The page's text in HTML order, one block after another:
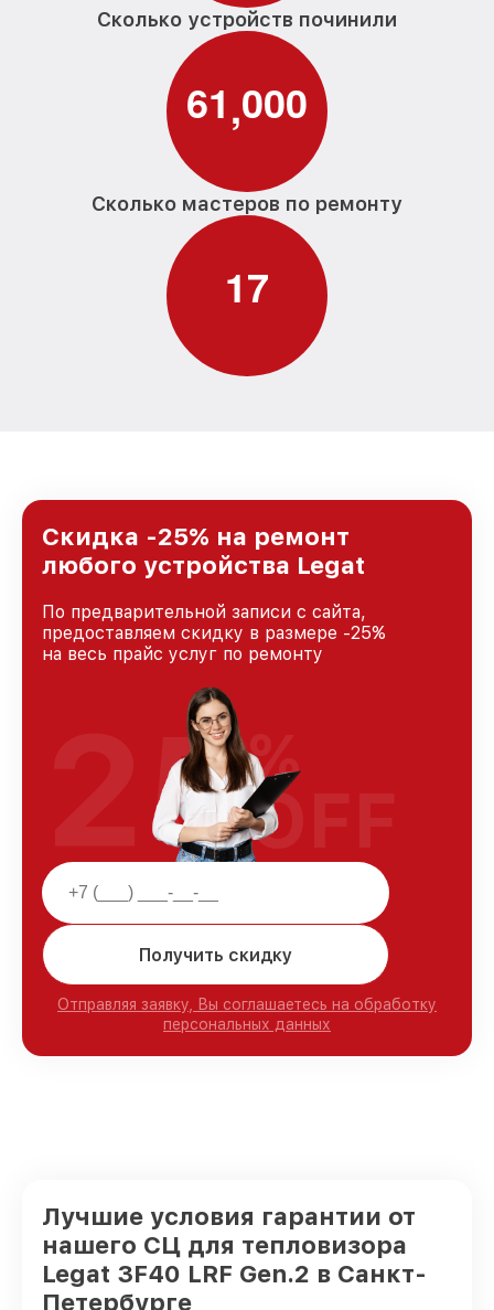
Сколько устройств починили
61,000
Сколько мастеров по ремонту
17
Скидка -25% на ремонт
любого устройства Legat
По предварительной записи с сайта,
предоставляем скидку в размере -25%
на весь прайс услуг по ремонту
Получить скидку
Отправляя заявку, Вы соглашаетесь на обработку
персональных данных
25%
OFF
Лучшие условия гарантии от
нашего СЦ для тепловизора
Legat 3F40 LRF Gen.2 в Санкт-
Петербурге